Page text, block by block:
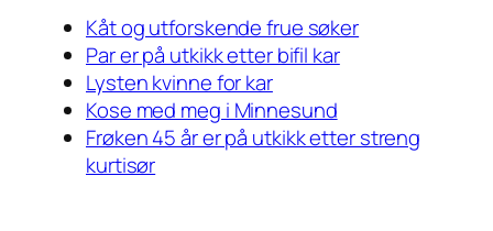
Kåt og utforskende frue søker
Par er på utkikk etter bifil kar
Lysten kvinne for kar
Kose med meg i Minnesund
Frøken 45 år er på utkikk etter streng
kurtisør